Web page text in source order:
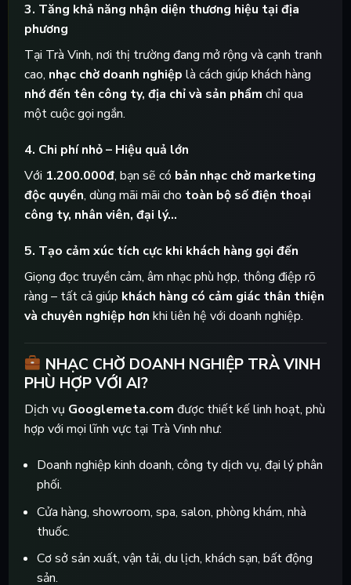
3. Tăng khả năng nhận diện thương hiệu tại địa
phương
Tại Trà Vinh, nơi thị trường đang mở rộng và cạnh tranh
cao, nhạc chờ doanh nghiệp là cách giúp khách hàng
nhớ đến tên công ty, địa chỉ và sản phẩm chỉ qua
một cuộc gọi ngắn.
4. Chi phí nhỏ – Hiệu quả lớn
Với 1.200.000đ, bạn sẽ có bản nhạc chờ marketing
độc quyền, dùng mãi mãi cho toàn bộ số điện thoại
công ty, nhân viên, đại lý…
5. Tạo cảm xúc tích cực khi khách hàng gọi đến
Giọng đọc truyền cảm, âm nhạc phù hợp, thông điệp rõ
ràng – tất cả giúp khách hàng có cảm giác thân thiện
và chuyên nghiệp hơn khi liên hệ với doanh nghiệp.
NHẠC CHỜ DOANH NGHIỆP TRÀ VINH
PHÙ HỢP VỚI AI?
Dịch vụ Googlemeta.com được thiết kế linh hoạt, phù
hợp với mọi lĩnh vực tại Trà Vinh như:
Doanh nghiệp kinh doanh, công ty dịch vụ, đại lý phân
phối.
Cửa hàng, showroom, spa, salon, phòng khám, nhà
thuốc.
Cơ sở sản xuất, vận tải, du lịch, khách sạn, bất động
sản.